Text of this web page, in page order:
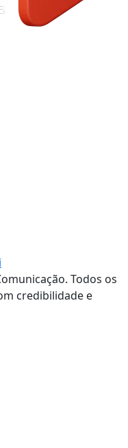
Todos os
credibilidade e